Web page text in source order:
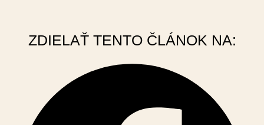
ZDIELAŤ TENTO ČLÁNOK NA: